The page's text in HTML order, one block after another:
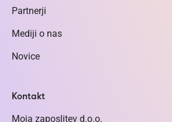
Partnerji
Mediji o nas
Novice
Kontakt
Moja zaposlitev d.o.o.